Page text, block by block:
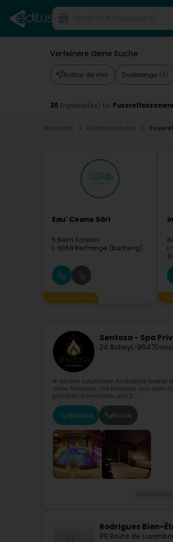
Verfeinere deine Suche
Autour de moi Dudelange (4)
30 Ergebnis(se) für
Startseite Kosmetikstudio
Eau' Ceane Sàrl
5 Beim Schlass
L-8058 Bertrange (Bartreng)
Gesponserter
Sentosa - Spa
24 BoheyL-9647
In einem luxuriösen Ambiente bietet
oder Freunde, mit Ritualen aus dem
privaten Bereichen und 2...
Website Route
Rodrigues Bien-
89 Route de